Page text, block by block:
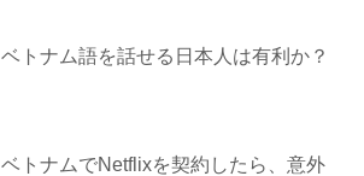
ベトナム語を話せる日本人は有利か？
ベトナムでNetflixを契約したら、意外